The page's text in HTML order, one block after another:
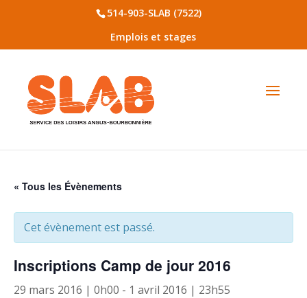
514-903-SLAB (7522)
Emplois et stages
« Tous les Évènements
Cet évènement est passé.
Inscriptions Camp de jour 2016
29 mars 2016 | 0h00 - 1 avril 2016 | 23h55